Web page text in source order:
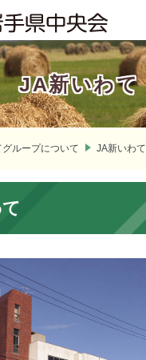
JA新いわて
ループについて JA新いわて